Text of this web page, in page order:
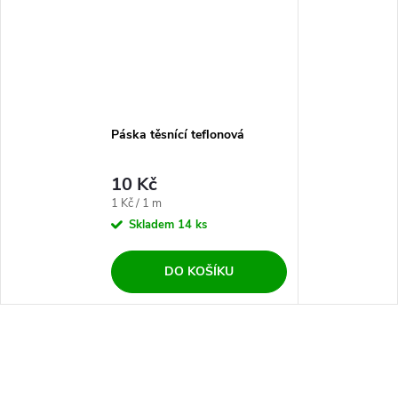
Páska těsnící teflonová
10 Kč
Měrná cena:
1 Kč / 1 m
Skladem 14 ks
DO KOŠÍKU